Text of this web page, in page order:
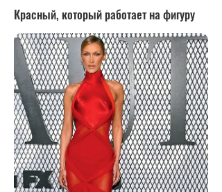
Красный, который работает на фигуру